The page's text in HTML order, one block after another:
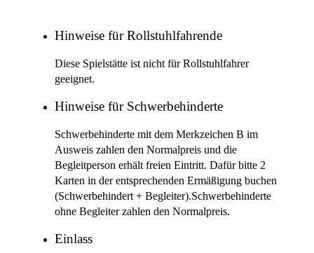
Hinweise für Rollstuhlfahrende
Diese Spielstätte ist nicht für Rollstuhlfahrer
geeignet.
Hinweise für Schwerbehinderte
Schwerbehinderte mit dem Merkzeichen B im
Ausweis zahlen den Normalpreis und die
Begleitperson erhält freien Eintritt. Dafür bitte 2
Karten in der entsprechenden Ermäßigung buchen
(Schwerbehindert + Begleiter).Schwerbehinderte
ohne Begleiter zahlen den Normalpreis.
Einlass